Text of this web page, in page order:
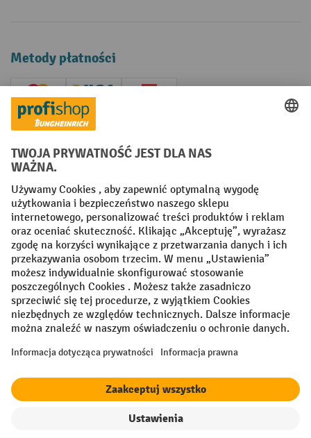
Metody płatności
Creditcard (Master)Creditcard (Visa)
Factura Przedpłata
Sieci społecznościowe
Facebook
YouTube
LinkedIn
Instagram
Regulamin Impressum PL
Oświadczenie o ochronie danych
Ustawienia prywatności
All prices excl. VAT plusshipping costsand possible delivery charges,
¹ Rabat obowiązuje do wyczerpania zapasów. Rabat nie dotyczy cen